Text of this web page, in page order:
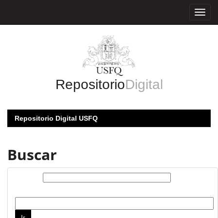
RepositorioDigital
Repositorio Digital USFQ
Buscar